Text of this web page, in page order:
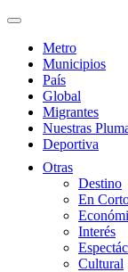
Metro
Municipios
País
Global
Migrantes
Nuestras
Deportiva
Otras
Destino
En
Interés
Cultural